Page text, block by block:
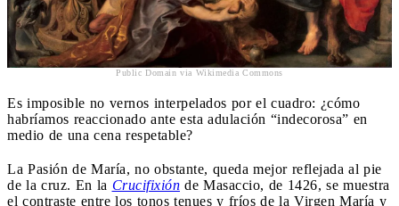
Public Domain via Wikimedia Commons
Es imposible no vernos interpelados por el cuadro: ¿cómo
habríamos reaccionado ante esta adulación “indecorosa” en
medio de una cena respetable?
La Pasión de María, no obstante, queda mejor reflejada al pie
de la cruz. En la Crucifixión de Masaccio, de 1426, se muestra
el contraste entre los tonos tenues y fríos de la Virgen María y